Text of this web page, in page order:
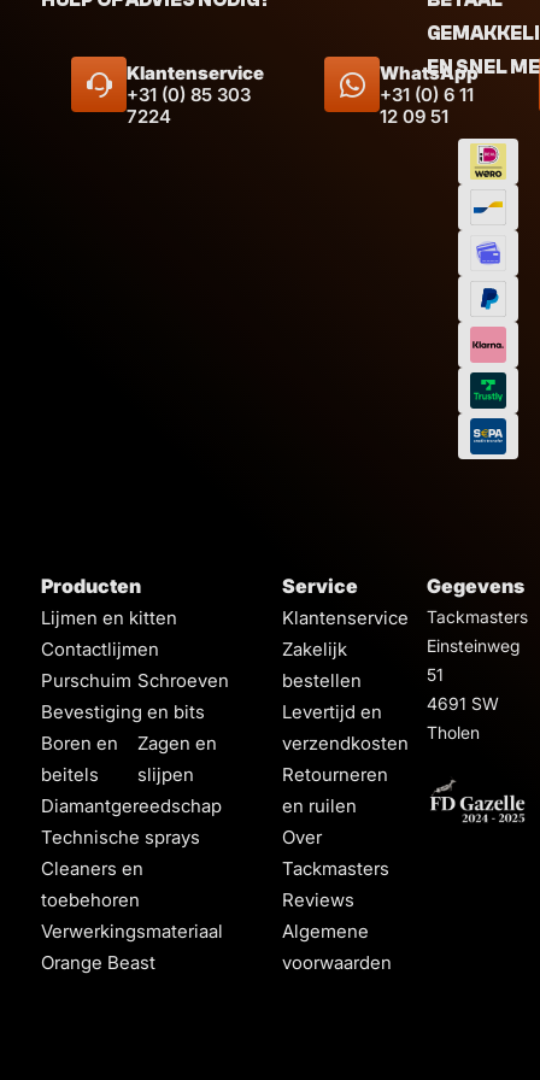
Klantenservice
+31 (0) 85 303
7224
WhatsApp
+31 (0) 6 11
12 09 51
EN SNEL
Producten
Lijmen en kitten
Contactlijmen
Purschuim Schroeven
Bevestiging en bits
Boren en
beitels
Zagen en
slijpen
Diamantgereedschap
Technische sprays
Cleaners en
toebehoren
Verwerkingsmateriaal
Orange Beast
Service
Klantenservice
Zakelijk
bestellen
Levertijd en
verzendkosten
Retourneren
en ruilen
Over
Tackmasters
Reviews
Algemene
voorwaarden
Gegevens
Tackmasters
Einsteinweg
51
4691 SW
Tholen